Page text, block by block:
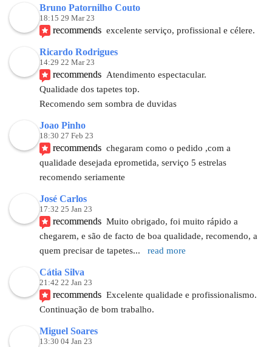
Bruno Patornilho Couto
18:15 29 Mar 23
recommends excelente serviço, profissional e célere.
Ricardo Rodrigues
14:29 22 Mar 23
recommends Atendimento espectacular.
Qualidade dos tapetes top.
Recomendo sem sombra de duvidas
Joao Pinho
18:30 27 Feb 23
recommends chegaram como o pedido ,com a
qualidade desejada eprometida, serviço 5 estrelas
recomendo seriamente
José Carlos
17:32 25 Jan 23
recommends Muito obrigado, foi muito rápido a
chegarem, e são de facto de boa qualidade, recomendo, a
quem precisar de tapetes... read more
Cátia Silva
21:42 22 Jan 23
recommends Excelente qualidade e profissionalismo.
Continuação de bom trabalho.
Miguel Soares
13:30 04 Jan 23